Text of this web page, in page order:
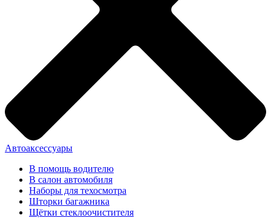
Автоаксессуары
В помощь водителю
В салон автомобиля
Наборы для техосмотра
Шторки багажника
Щётки стеклоочистителя